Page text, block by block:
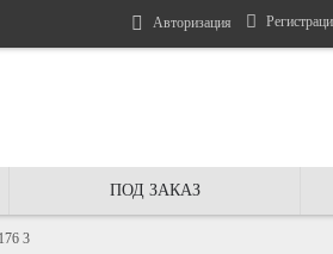
Авторизация
ПОД ЗАКАЗ
3